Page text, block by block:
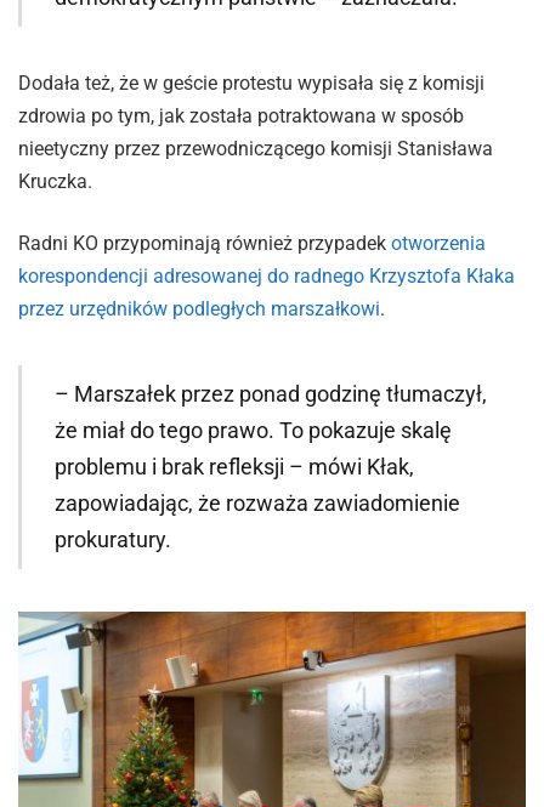
Dodała też, że w geście protestu wypisała się z komisji
zdrowia po tym, jak została potraktowana w sposób
nieetyczny przez przewodniczącego komisji Stanisława
Kruczka.
Radni KO przypominają również przypadek otworzenia
korespondencji adresowanej do radnego Krzysztofa Kłaka
przez urzędników podległych marszałkowi.
– Marszałek przez ponad godzinę tłumaczył,
że miał do tego prawo. To pokazuje skalę
problemu i brak refleksji – mówi Kłak,
zapowiadając, że rozważa zawiadomienie
prokuratury.